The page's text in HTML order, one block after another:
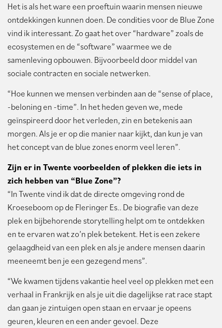
Het is als het ware een proeftuin waarin mensen nieuwe
ontdekkingen kunnen doen. De condities voor de Blue Zone
vind ik interessant. Zo gaat het over “hardware” zoals de
ecosystemen en de “software” waarmee we de
samenleving opbouwen. Bijvoorbeeld door middel van
sociale contracten en sociale netwerken.
“Hoe kunnen we mensen verbinden aan de “sense of place,
-beloning en -time”. In het heden geven we, mede
geïnspireerd door het verleden, zin en betekenis aan
morgen. Als je er op die manier naar kijkt, dan kun je van
het concept van de blue zones enorm veel leren”.
Zijn er in Twente voorbeelden of plekken die iets in
zich hebben van “Blue Zone”?
“In Twente vind ik dat de directe omgeving rond de
Kroeseboom op de Fleringer Es.. De biografie van deze
plek en bijbehorende storytelling helpt om te ontdekken
en te ervaren wat zo’n plek betekent. Het is een zekere
gelaagdheid van een plek en als je andere mensen daarin
meeneemt ben je een gezegend mens”.
“We kwamen tijdens vakantie heel veel op plekken met een
verhaal in Frankrijk en als je uit die dagelijkse rat race stapt
dan gaan je zintuigen open staan en ervaar je opeens
geuren, kleuren en een ander gevoel. Deze